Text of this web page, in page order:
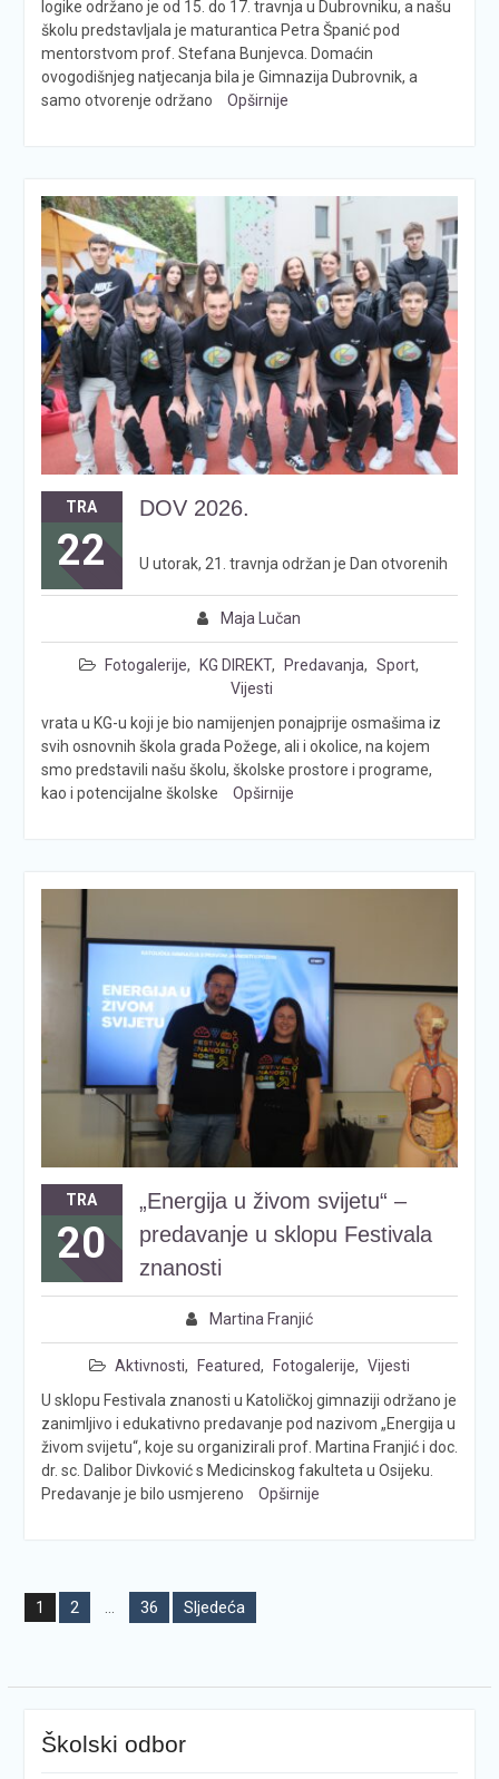
logike održano je od 15. do 17. travnja u Dubrovniku, a našu
školu predstavljala je maturantica Petra Španić pod
mentorstvom prof. Stefana Bunjevca. Domaćin
ovogodišnjeg natjecanja bila je Gimnazija Dubrovnik, a
samo otvorenje održano
Opširnije
TRA
22
DOV 2026.
Maja Lučan
Fotogalerije, KG DIREKT, Predavanja, Sport,
Vijesti
U utorak, 21. travnja održan je Dan otvorenih
vrata u KG-u koji je bio namijenjen ponajprije osmašima iz
svih osnovnih škola grada Požege, ali i okolice, na kojem
smo predstavili našu školu, školske prostore i programe,
kao i potencijalne školske
Opširnije
TRA
20
„Energija u živom svijetu“ –
predavanje u sklopu Festivala
znanosti
Martina Franjić
Aktivnosti, Featured, Fotogalerije, Vijesti
U sklopu Festivala znanosti u Katoličkoj gimnaziji održano je
zanimljivo i edukativno predavanje pod nazivom „Energija u
živom svijetu“, koje su organizirali prof. Martina Franjić i doc.
dr. sc. Dalibor Divković s Medicinskog fakulteta u Osijeku.
Predavanje je bilo usmjereno
Opširnije
Brojevi
stranica
1 2 36 Sljedeća
Školski odbor